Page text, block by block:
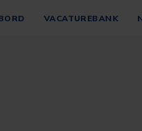
VACATUREBANK